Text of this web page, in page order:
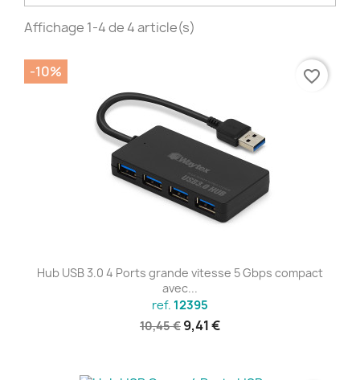
Affichage 1-4 de 4 article(s)
Hub USB 3.0 4 Ports grande vitesse 5 Gbps compact
avec...
ref. 12395
10,45 € 9,41 €
-10% favorite_border